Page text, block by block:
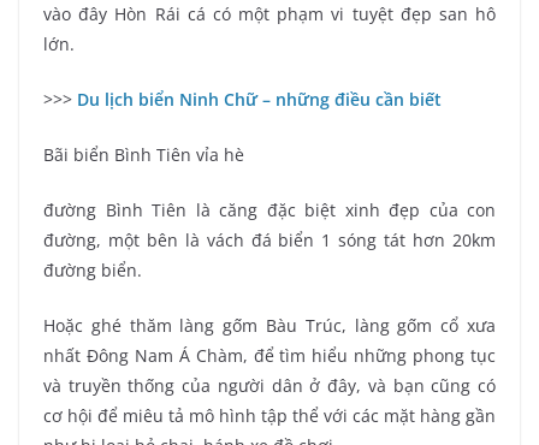
vào đây Hòn Rái cá có một phạm vi tuyệt đẹp san hô
lớn.
>>> Du lịch biển Ninh Chữ – những điều cần biết
Bãi biển Bình Tiên vỉa hè
đường Bình Tiên là căng đặc biệt xinh đẹp của con
đường, một bên là vách đá biển 1 sóng tát hơn 20km
đường biển.
Hoặc ghé thăm làng gốm Bàu Trúc, làng gốm cổ xưa
nhất Đông Nam Á Chàm, để tìm hiểu những phong tục
và truyền thống của người dân ở đây, và bạn cũng có
cơ hội để miêu tả mô hình tập thể với các mặt hàng gần